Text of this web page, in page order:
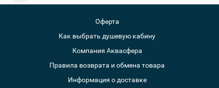
Оферта
Как выбрать душевую кабину
Компания Аквасфера
Правила возврата и обмена товара
Информация о доставке